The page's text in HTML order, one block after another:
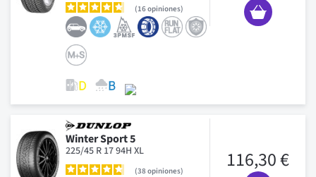
16opiniones
Winter Sport 5
225/45 R 17 94H XL
38 opiniones 116,30 €